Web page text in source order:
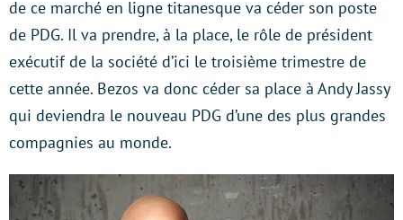
de ce marché en ligne titanesque va céder son poste
de PDG. Il va prendre, à la place, le rôle de président
exécutif de la société d’ici le troisième trimestre de
cette année. Bezos va donc céder sa place à Andy Jassy
qui deviendra le nouveau PDG d’une des plus grandes
compagnies au monde.